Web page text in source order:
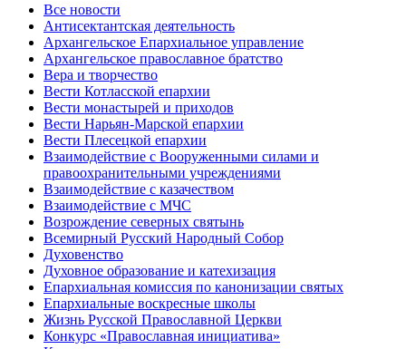
Все новости
Антисектантская деятельность
Архангельское Епархиальное управление
Архангельское православное братство
Вера и творчество
Вести Котласской епархии
Вести монастырей и приходов
Вести Нарьян-Марской епархии
Вести Плесецкой епархии
Взаимодействие с Вооруженными силами и
правоохранительными учреждениями
Взаимодействие с казачеством
Взаимодействие с МЧС
Возрождение северных святынь
Всемирный Русский Народный Собор
Духовенство
Духовное образование и катехизация
Епархиальная комиссия по канонизации святых
Епархиальные воскресные школы
Жизнь Русской Православной Церкви
Конкурс «Православная инициатива»